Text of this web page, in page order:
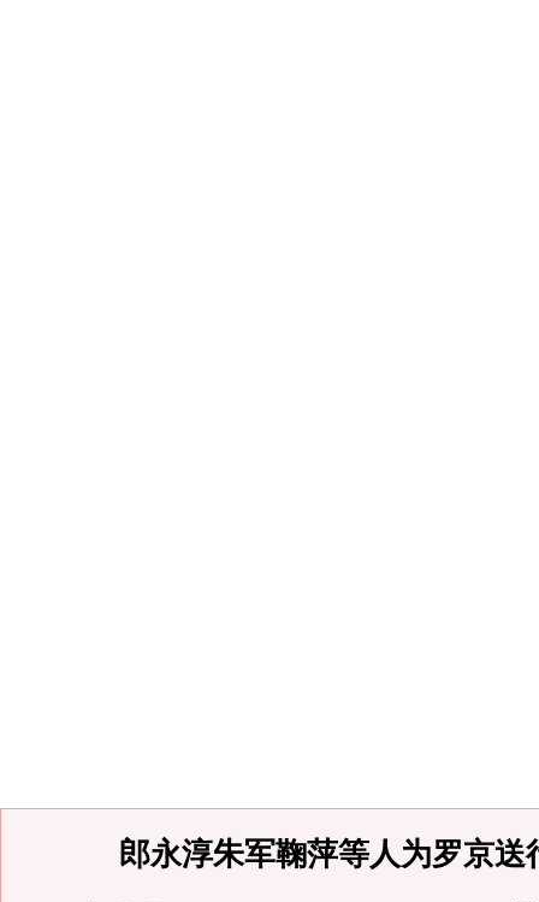
郎永淳朱军鞠萍等人为罗京送